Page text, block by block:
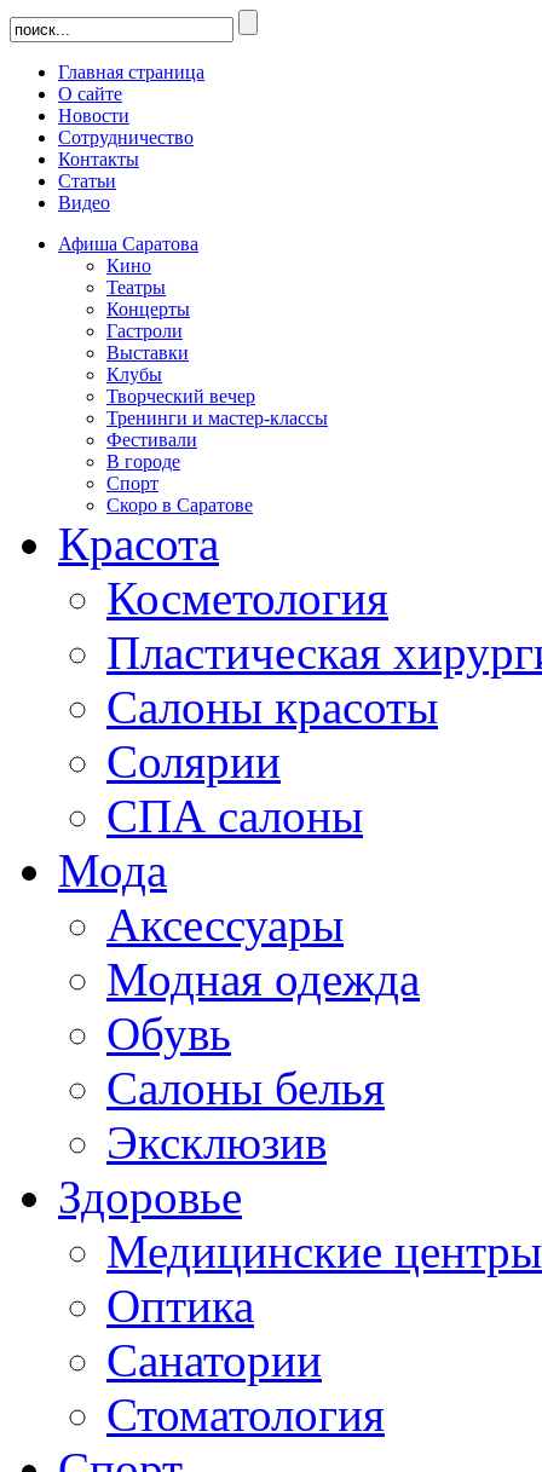
Главная страница
О сайте
Новости
Сотрудничество
Контакты
Статьи
Видео
Афиша Саратова
Кино
Театры
Концерты
Гастроли
Выставки
Клубы
Творческий вечер
Тренинги и мастер-классы
Фестивали
В городе
Спорт
Скоро в Саратове
Красота
Косметология
Пластическая
Салоны красоты
Солярии
СПА салоны
Мода
Аксессуары
Модная одежда
Обувь
Салоны белья
Эксклюзив
Здоровье
Медицинские центры
Оптика
Санатории
Стоматология